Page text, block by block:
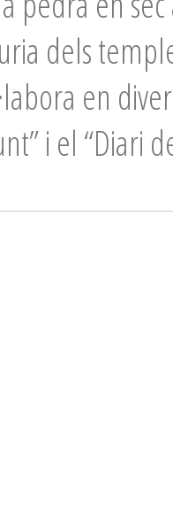
dels
en
i el “Diari